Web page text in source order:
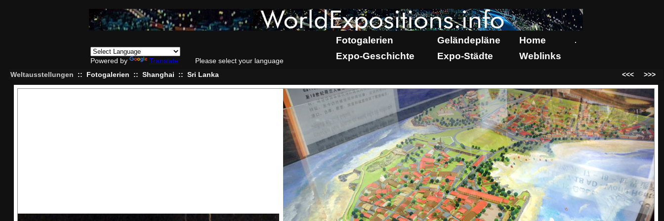
Powered by Translate Please select your language
Fotogalerien Geländepläne Home .
Expo-Geschichte Expo-Städte Weblinks
Weltausstellungen :: Fotogalerien :: Shanghai :: Sri Lanka <<< >>>